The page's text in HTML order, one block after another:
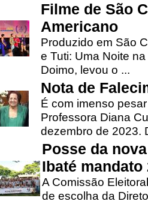
Filme de São
Americano
Produzido em São
e Tuti: Uma Noite
Doimo, levou o ...
Nota de
É com imenso
Professora Diana
dezembro de 2023.
Posse da
Ibaté mandato
A Comissão
de escolha da